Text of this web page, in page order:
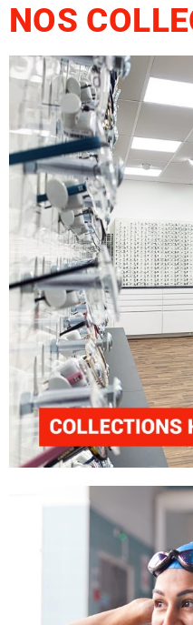
NOS